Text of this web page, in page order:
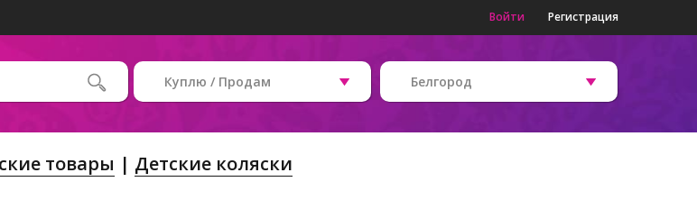
Войти Регистрация
Куплю / Продам Белгород
товары Детские коляски